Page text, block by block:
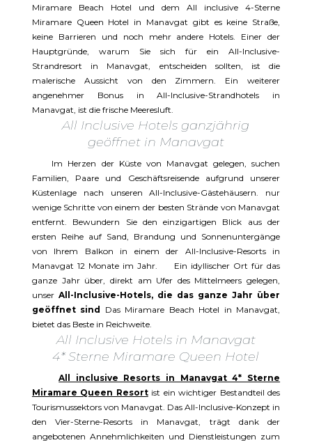
Miramare Beach Hotel und dem All inclusive 4-Sterne
Miramare Queen Hotel in Manavgat gibt es keine Straße,
keine Barrieren und noch mehr andere Hotels. Einer der
Hauptgründe, warum Sie sich für ein All-Inclusive-
Strandresort in Manavgat, entscheiden sollten, ist die
malerische Aussicht von den Zimmern. Ein weiterer
angenehmer Bonus in All-Inclusive-Strandhotels in
Manavgat, ist die frische Meeresluft.
All Inclusive Hotels ganzjährig
geöffnet in Manavgat
Im Herzen der Küste von Manavgat gelegen, suchen
Familien, Paare und Geschäftsreisende aufgrund unserer
Küstenlage nach unseren All-Inclusive-Gästehäusern. nur
wenige Schritte von einem der besten Strände von Manavgat
entfernt. Bewundern Sie den einzigartigen Blick aus der
ersten Reihe auf Sand, Brandung und Sonnenuntergänge
von Ihrem Balkon in einem der All-Inclusive-Resorts in
Manavgat 12 Monate im Jahr. Ein idyllischer Ort für das
ganze Jahr über, direkt am Ufer des Mittelmeers gelegen,
unser All-Inclusive-Hotels, die das ganze Jahr über
geöffnet sind Das Miramare Beach Hotel in Manavgat,
bietet das Beste in Reichweite.
All Inclusive Hotels in Manavgat
4* Sterne Miramare Queen Hotel
All inclusive Resorts in Manavgat 4* Sterne
Miramare Queen Resortist ein wichtiger Bestandteil des
Tourismussektors von Manavgat. Das All-Inclusive-Konzept in
den Vier-Sterne-Resorts in Manavgat, trägt dank der
angebotenen Annehmlichkeiten und Dienstleistungen zum